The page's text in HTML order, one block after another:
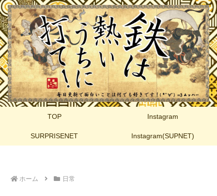
TOP Instagram
SURPRISENET Instagram(SUPNET)
ホーム 日常